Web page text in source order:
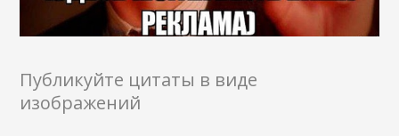
Публикуйте цитаты в виде
изображений